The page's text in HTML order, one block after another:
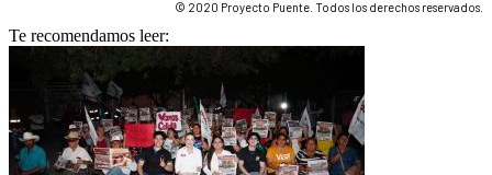
© 2020 Proyecto Puente. Todos los derechos reservados.
Te recomendamos leer: